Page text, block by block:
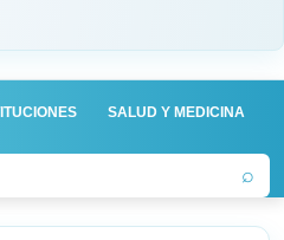
SALUD Y MEDICINA
⌕